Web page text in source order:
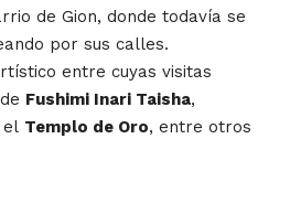
de Gion, donde todavía se
por sus calles.
entre cuyas visitas
Fushimi Inari Taisha,
el Templo de Oro, entre otros